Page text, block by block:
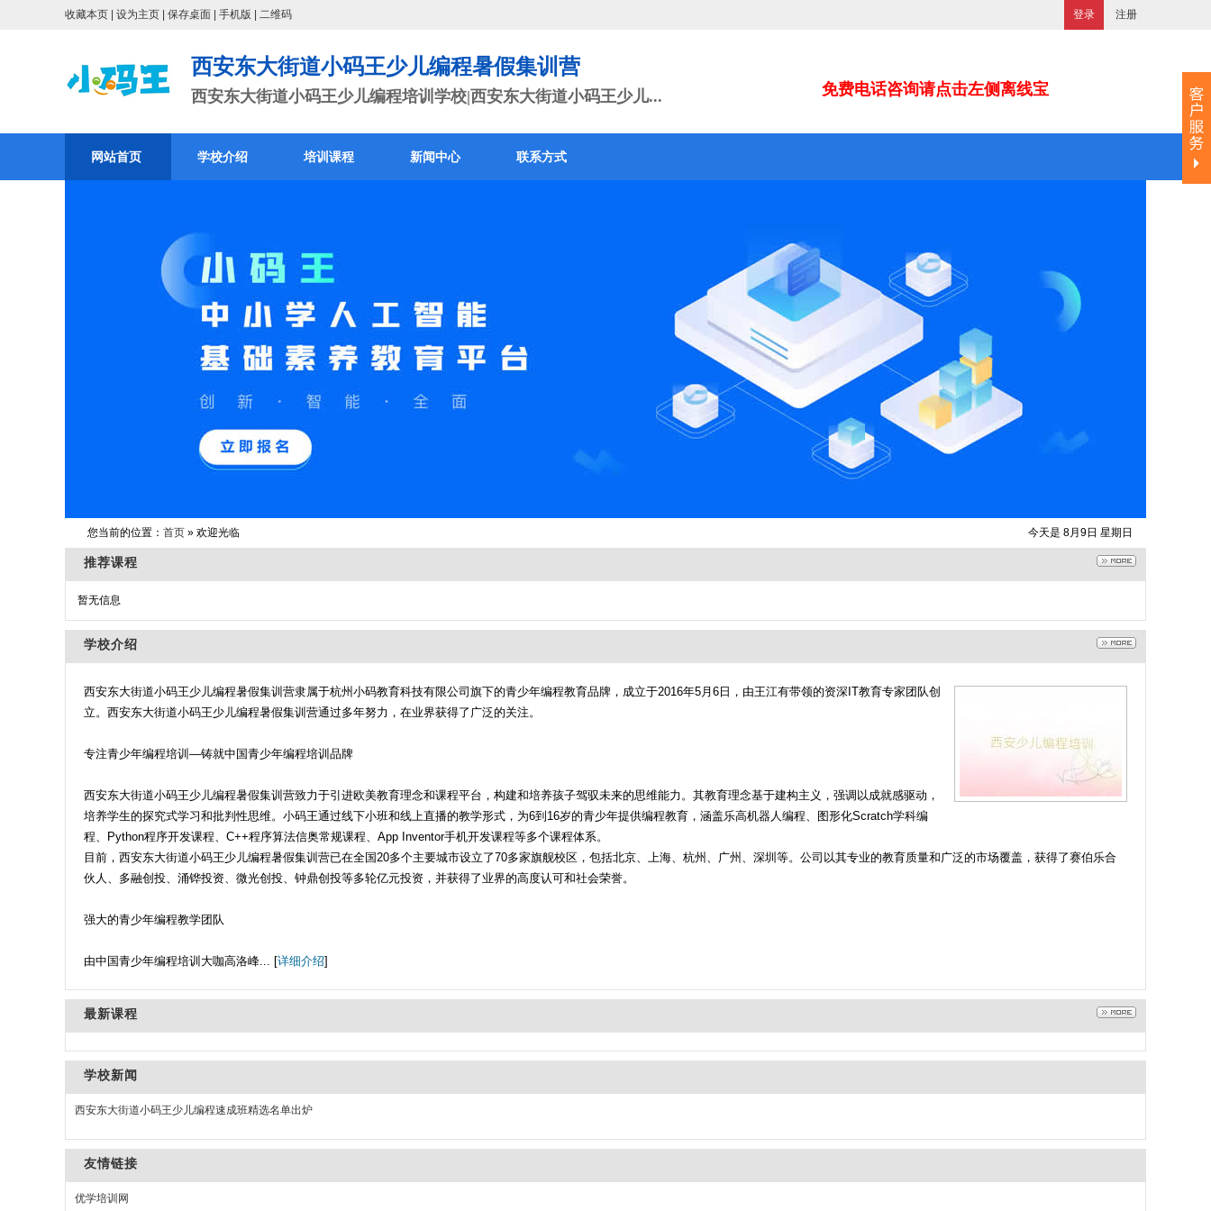
收藏本页 设为主页 保存桌面 手机版 二维码 登录 注册
免费电话咨询请点击左侧离线宝
西安东大街道小码王少儿编程暑假集训营
西安东大街道小码王少儿编程培训学校|西安东大街道小码王少儿...
网站首页 学校介绍 培训课程 新闻中心 联系方式
今天是 8月9日 星期日
您当前的位置： 首页 » 欢迎光临
推荐课程
暂无信息
学校介绍
西安东大街道小码王少儿编程暑假集训营隶属于杭州小码教育科技有限公司旗下的青少年编程教育品牌，成立于2016年5月6日，由王江有带领的资深IT教育专家团队创
立。西安东大街道小码王少儿编程暑假集训营通过多年努力，在业界获得了广泛的关注。
专注青少年编程培训—铸就中国青少年编程培训品牌
西安东大街道小码王少儿编程暑假集训营致力于引进欧美教育理念和课程平台，构建和培养孩子驾驭未来的思维能力。其教育理念基于建构主义，强调以成就感驱动，
培养学生的探究式学习和批判性思维。小码王通过线下小班和线上直播的教学形式，为6到16岁的青少年提供编程教育，涵盖乐高机器人编程、图形化Scratch学科编
程、Python程序开发课程、C++程序算法信奥常规课程、App Inventor手机开发课程等多个课程体系。
目前，西安东大街道小码王少儿编程暑假集训营已在全国20多个主要城市设立了70多家旗舰校区，包括北京、上海、杭州、广州、深圳等。公司以其专业的教育质量和广泛的市场覆盖，获得了赛伯乐合
伙人、多融创投、涌铧投资、微光创投、钟鼎创投等多轮亿元投资，并获得了业界的高度认可和社会荣誉。
强大的青少年编程教学团队
由中国青少年编程培训大咖高洛峰... [详细介绍]
最新课程
学校新闻
西安东大街道小码王少儿编程速成班精选名单出炉
友情链接
优学培训网